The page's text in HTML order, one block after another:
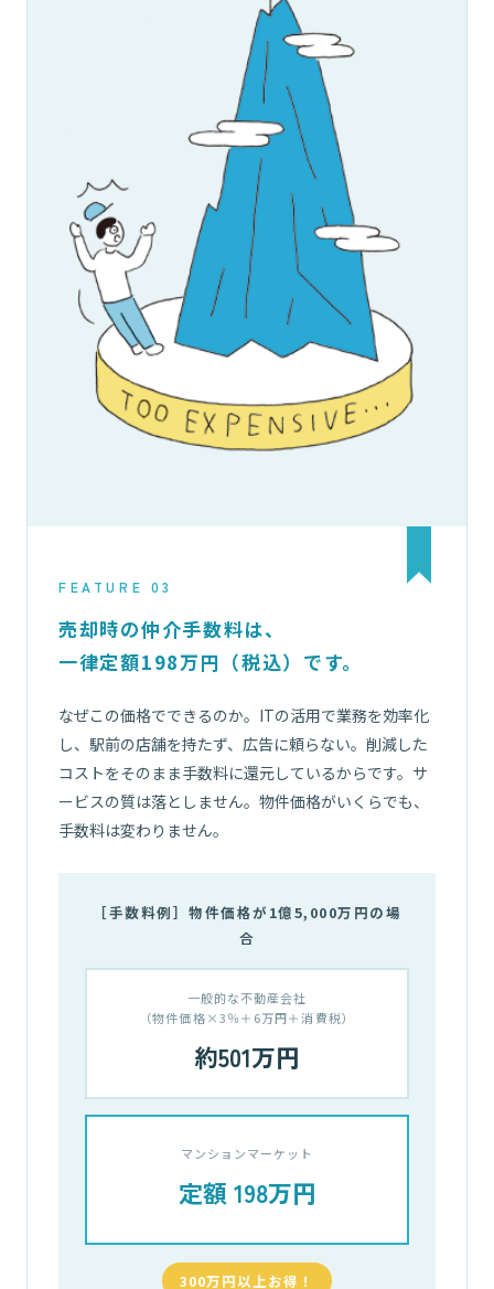
FEATURE 03
売却時の仲介手数料は、
一律定額198万円（税込）です。
なぜこの価格でできるのか。ITの活用で業務を効率化
し、駅前の店舗を持たず、広告に頼らない。削減した
コストをそのまま手数料に還元しているからです。サ
ービスの質は落としません。物件価格がいくらでも、
手数料は変わりません。
［手数料例］物件価格が1億5,000万円の場
合
一般的な不動産会社
（物件価格×3％＋6万円＋消費税）
約501万円
マンションマーケット
定額 198万円
300万円以上お得！